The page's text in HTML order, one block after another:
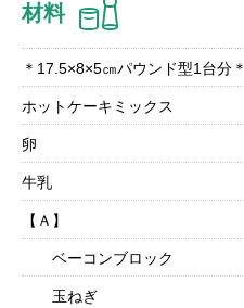
材料
＊17.5×8×5㎝パウンド型1台分＊
ホットケーキミックス
卵
牛乳
【Ａ】
ベーコンブロック
玉ねぎ